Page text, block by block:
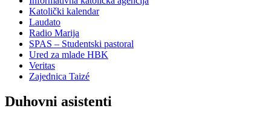
Katolički kalendar
Laudato
Radio Marija
SPAS – Studentski pastoral
Ured za mlade HBK
Veritas
Zajednica Taizé
Duhovni asistenti